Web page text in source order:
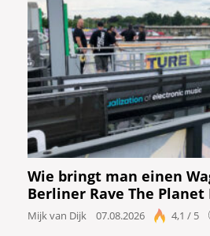
Wie bringt man einen
Berliner Rave The Planet
Mijk van Dijk 07.08.2026 4,1 / 5